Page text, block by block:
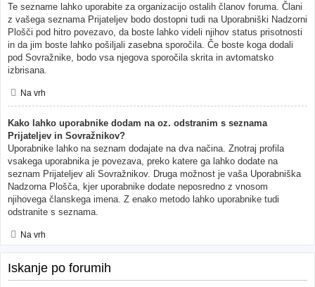
Te sezname lahko uporabite za organizacijo ostalih članov foruma. Člani
z vašega seznama Prijateljev bodo dostopni tudi na Uporabniški Nadzorni
Plošči pod hitro povezavo, da boste lahko videli njihov status prisotnosti
in da jim boste lahko pošiljali zasebna sporočila. Če boste koga dodali
pod Sovražnike, bodo vsa njegova sporočila skrita in avtomatsko
izbrisana.
Na vrh
Kako lahko uporabnike dodam na oz. odstranim s seznama
Prijateljev in Sovražnikov?
Uporabnike lahko na seznam dodajate na dva načina. Znotraj profila
vsakega uporabnika je povezava, preko katere ga lahko dodate na
seznam Prijateljev ali Sovražnikov. Druga možnost je vaša Uporabniška
Nadzorna Plošča, kjer uporabnike dodate neposredno z vnosom
njihovega članskega imena. Z enako metodo lahko uporabnike tudi
odstranite s seznama.
Na vrh
Iskanje po forumih